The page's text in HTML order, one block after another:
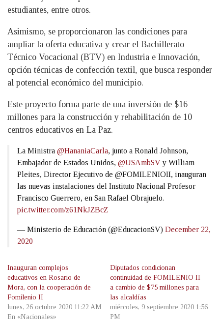
estudiantes, entre otros.
Asimismo, se proporcionaron las condiciones para
ampliar la oferta educativa y crear el Bachillerato
Técnico Vocacional (BTV) en Industria e Innovación,
opción técnicas de confección textil, que busca responder
al potencial económico del municipio.
Este proyecto forma parte de una inversión de $16
millones para la construcción y rehabilitación de 10
centros educativos en La Paz.
La Ministra @HananiaCarla, junto a Ronald Johnson,
Embajador de Estados Unidos, @USAmbSV y William
Pleites, Director Ejecutivo de @FOMILENIOII, inauguran
las nuevas instalaciones del Instituto Nacional Profesor
Francisco Guerrero, en San Rafael Obrajuelo.
pic.twitter.com/z61NkJZBcZ
— Ministerio de Educación (@EducacionSV) December 22,
2020
Inauguran complejos
educativos en Rosario de
Mora, con la cooperación de
Fomilenio II
lunes, 26 octubre 2020 11:22 AM
En «Nacionales»
Diputados condicionan
continuidad de FOMILENIO II
a cambio de $75 millones para
las alcaldías
miércoles, 9 septiembre 2020 1:56
PM